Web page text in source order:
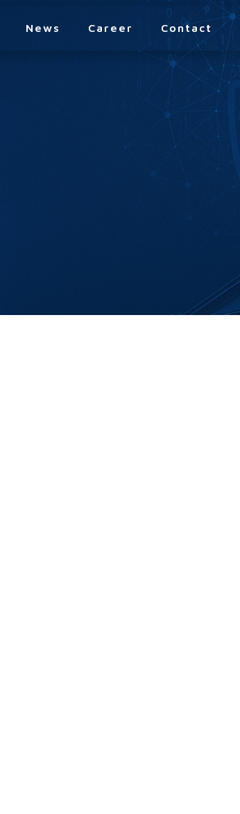
News Career Contact